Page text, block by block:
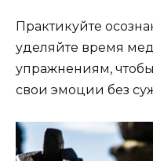
Практикуйте
уделяйте время
упражнениям,
свои эмоции без